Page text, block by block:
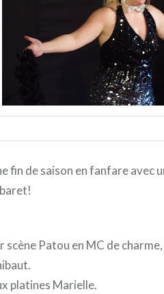
fin de saison en fanfare avec
scène Patou en MC de
platines Marielle.